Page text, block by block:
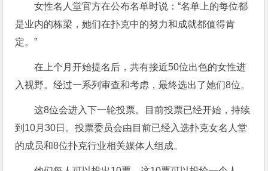
女性名人堂官方在公布名单时说：“名单上的每位都
是业内的栋梁，她们在扑克中的努力和成就都值得肯
定。”
在上个月开始提名后，共有接近50位出色的女性进
入视野。经过一系列审查和考虑，最终选出了她们8位。
这8位会进入下一轮投票。目前投票已经开始，持续
到10月30日。投票委员会由目前已经入选扑克女名人堂
的成员和8位扑克行业相关媒体人组成。